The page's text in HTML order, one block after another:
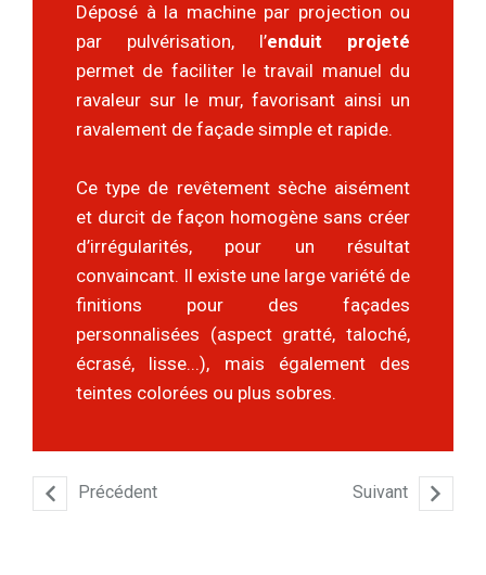
Déposé à la machine par projection ou
par pulvérisation, l’enduit projeté
permet de faciliter le travail manuel du
ravaleur sur le mur, favorisant ainsi un
ravalement de façade simple et rapide.
Ce type de revêtement sèche aisément
et durcit de façon homogène sans créer
d’irrégularités, pour un résultat
convaincant. Il existe une large variété de
finitions pour des façades
personnalisées (aspect gratté, taloché,
écrasé, lisse...), mais également des
teintes colorées ou plus sobres.
Précédent Suivant